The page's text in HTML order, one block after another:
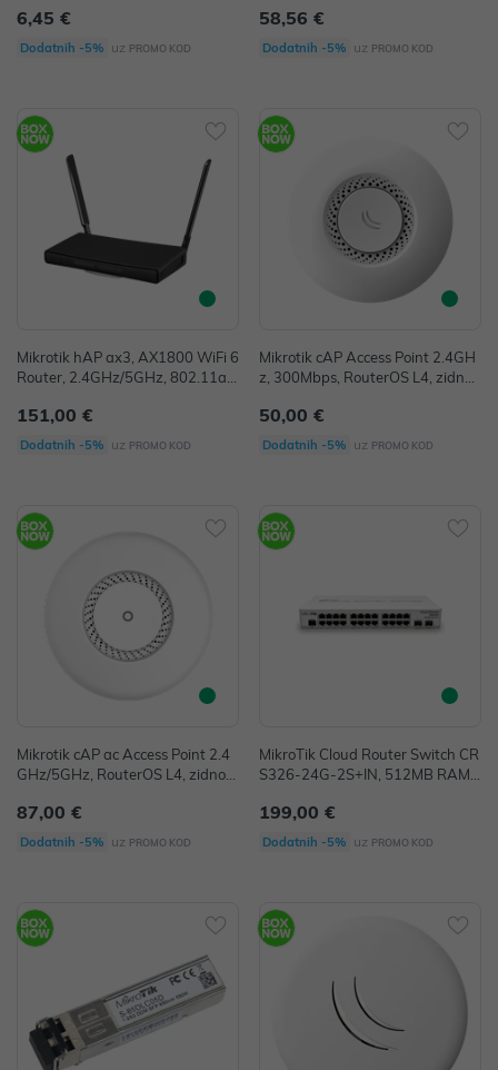
6,45 €
Dodatnih -5% uz PROMO KOD
58,56 €
Dodatnih -5% uz PROMO KOD
Mikrotik hAP ax3, AX1800 WiFi 6
Router, 2.4GHz/5GHz, 802.11ax,
S L6 (C53UiG+5HPaxD2HPaxD)
151,00 €
Dodatnih -5% uz PROMO KOD
Mikrotik cAP Access Point 2.4GH
z, 300Mbps, RouterOS L4, zidno/
50,00 €
Dodatnih -5% uz PROMO KOD
Mikrotik cAP ac Access Point 2.4
GHz/5GHz, RouterOS L4, zidno/s
nD)
87,00 €
Dodatnih -5% uz PROMO KOD
MikroTik Cloud Router Switch CR
S326-24G-2S+IN, 512MB RAM,
5 or SwitchOS (dual boot), deskto
p case
199,00 €
Dodatnih -5% uz PROMO KOD